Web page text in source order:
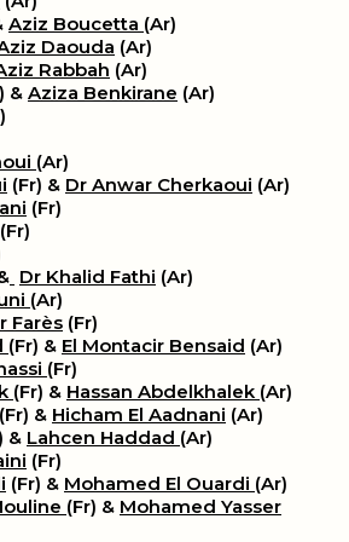
Aziz Boucetta (Ar)
Daouda (Ar)
Rabbah (Ar)
& Aziza Benkirane (Ar)
(Ar)
(Fr) & Dr Anwar Cherkaoui (Ar)
(Fr)
(Fr)
Dr Khalid Fathi (Ar)
(Ar)
Farès (Fr)
(Fr) & El Montacir Bensaid (Ar)
(Fr)
(Fr) & Hassan Abdelkhalek (Ar)
(Fr) & Hicham El Aadnani (Ar)
& Lahcen Haddad (Ar)
(Fr)
(Fr) & Mohamed El Ouardi (Ar)
(Fr) & Mohamed Yasser